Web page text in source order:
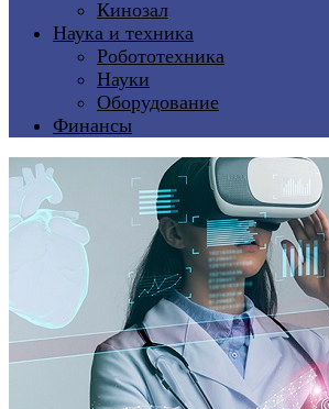
Кинозал
Наука и техника
Робототехника
Науки
Оборудование
Финансы